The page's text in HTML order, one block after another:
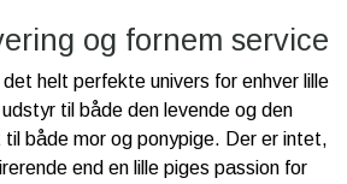
og fornem service
helt perfekte univers for enhver lille
til både den levende og den
både mor og ponypige. Der er intet,
end en lille piges passion for